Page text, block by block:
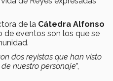
de la Cátedra Alfonso
de eventos son los que se
dos reyistas que han visto
nuestro personaje”,